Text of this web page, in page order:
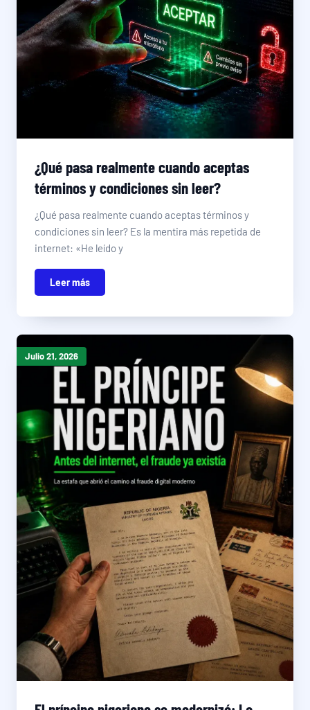
¿Qué pasa realmente cuando aceptas
términos y condiciones sin leer?
¿Qué pasa realmente cuando aceptas términos y
condiciones sin leer? Es la mentira más repetida de
internet: «He leído y
Leer más
Julio 21, 2026